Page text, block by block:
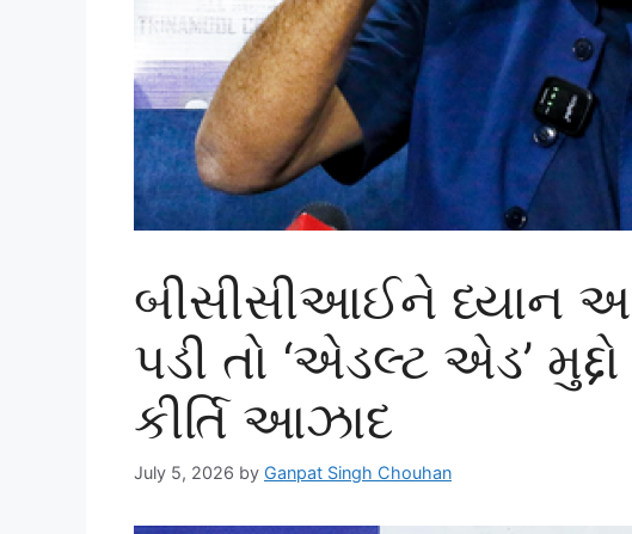
બીસીસીઆઈને ધ્યાન
પડી તો ‘એડલ્ટ એડ’
કીર્તિ આઝાદ
July 5, 2026 by Ganpat Singh Chouhan